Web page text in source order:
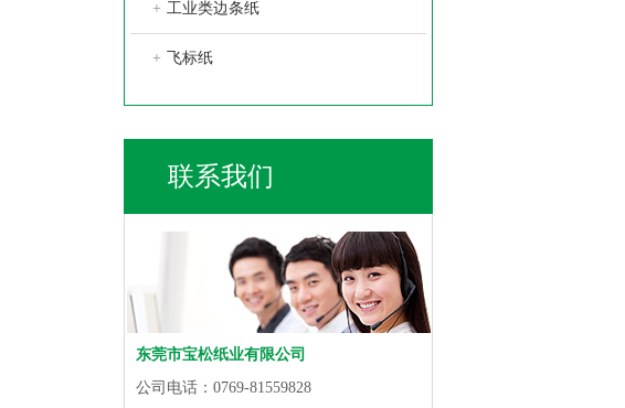
+ 工业类边条纸
+ 飞标纸
联系我们
东莞市宝松纸业有限公司
公司电话：0769-81559828